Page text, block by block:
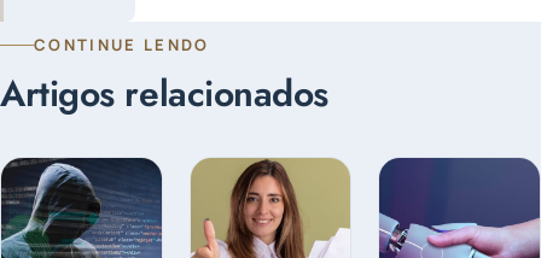
CONTINUE LENDO
Artigos relacionados